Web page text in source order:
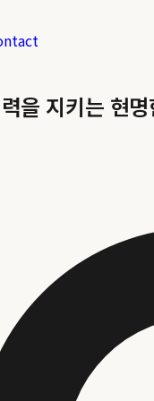
을 지키는 현